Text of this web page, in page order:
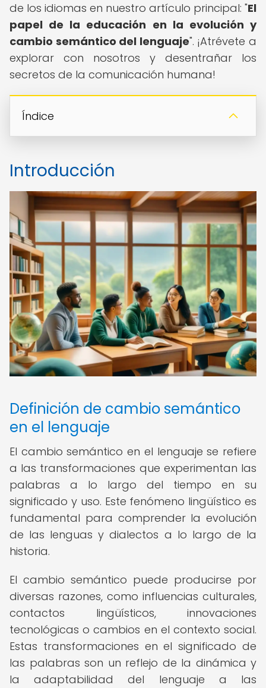
de los idiomas en nuestro artículo principal: "El
papel de la educación en la evolución y
cambio semántico del lenguaje". ¡Atrévete a
explorar con nosotros y desentrañar los
secretos de la comunicación humana!
Índice
Introducción
Definición de cambio semántico
en el lenguaje
El cambio semántico en el lenguaje se refiere
a las transformaciones que experimentan las
palabras a lo largo del tiempo en su
significado y uso. Este fenómeno lingüístico es
fundamental para comprender la evolución
de las lenguas y dialectos a lo largo de la
historia.
El cambio semántico puede producirse por
diversas razones, como influencias culturales,
contactos lingüísticos, innovaciones
tecnológicas o cambios en el contexto social.
Estas transformaciones en el significado de
las palabras son un reflejo de la dinámica y
la adaptabilidad del lenguaje a las